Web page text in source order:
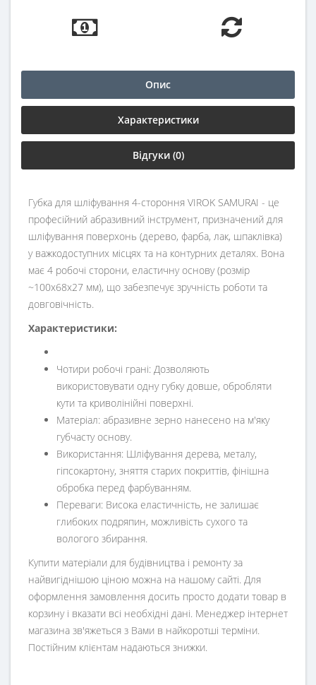
Опис
Характеристики
Відгуки (0)
Губка для шліфування 4-стороння VIROK SAMURAI - це
професійний абразивний інструмент, призначений для
шліфування поверхонь (дерево, фарба, лак, шпаклівка)
у важкодоступних місцях та на контурних деталях. Вона
має 4 робочі сторони, еластичну основу (розмір
~100х68х27 мм), що забезпечує зручність роботи та
довговічність.
Характеристики:
Чотири робочі грані: Дозволяють
використовувати одну губку довше, обробляти
кути та криволінійні поверхні.
Матеріал: абразивне зерно нанесено на м'яку
губчасту основу.
Використання: Шліфування дерева, металу,
гіпсокартону, зняття старих покриттів, фінішна
обробка перед фарбуванням.
Переваги: ​​Висока еластичність, не залишає
глибоких подряпин, можливість сухого та
вологого збирання.
Купити матеріали для будівництва і ремонту за
найвигіднішою ціною можна на нашому сайті. Для
оформлення замовлення досить просто додати товар в
корзину і вказати всі необхідні дані. Менеджер інтернет
магазина зв'яжеться з Вами в найкоротші терміни.
Постійним клієнтам надаються знижки.